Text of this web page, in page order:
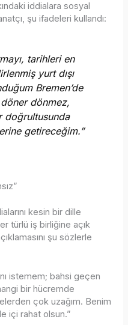
iddialara sosyal
şu ifadeleri kullandı:
tarihleri en
yurt dışı
Bremen’de
dönmez,
doğrultusunda
getireceğim.”
kesin bir dille
türlü iş birliğine açık
şu sözlerle
istemem; bahsi geçen
bir hücremde
çok uzağım. Benim
içi rahat olsun.”